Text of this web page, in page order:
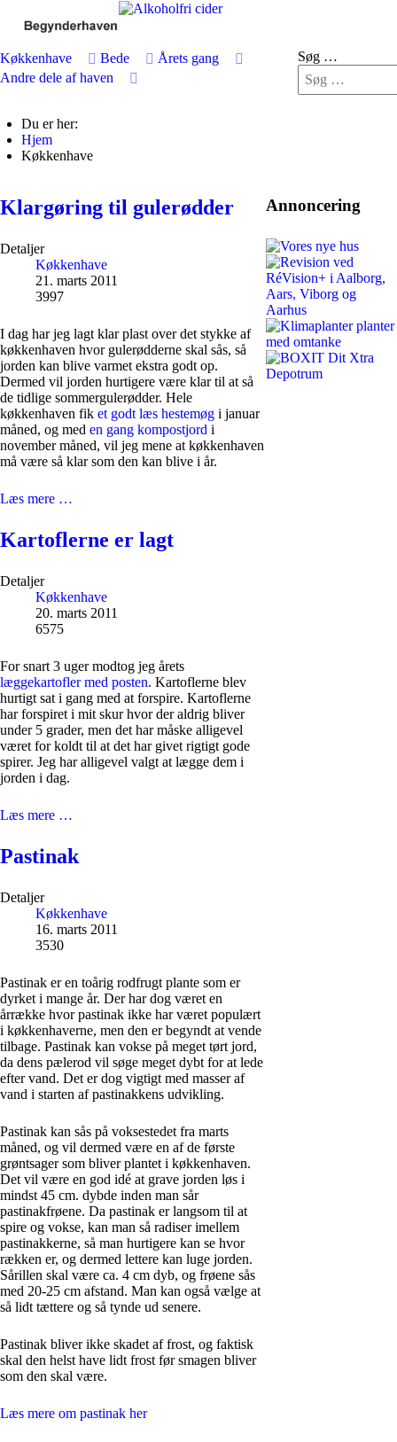
Køkkenhave Bede
Årets gang
Andre dele af haven
Søg …
Du er her:
Hjem
Køkkenhave
Klargøring til gulerødder
Detaljer
Køkkenhave
21. marts 2011
3997
I dag har jeg lagt klar plast over det stykke af
køkkenhaven hvor gulerødderne skal sås, så
jorden kan blive varmet ekstra godt op.
Dermed vil jorden hurtigere være klar til at så
de tidlige sommergulerødder. Hele
køkkenhaven fik et godt læs hestemøg i januar
måned, og med en gang kompostjord i
november måned, vil jeg mene at køkkenhaven
må være så klar som den kan blive i år.
Læs mere …
Kartoflerne er lagt
Detaljer
Køkkenhave
20. marts 2011
6575
For snart 3 uger modtog jeg årets
læggekartofler med posten. Kartoflerne blev
hurtigt sat i gang med at forspire. Kartoflerne
har forspiret i mit skur hvor der aldrig bliver
under 5 grader, men det har måske alligevel
været for koldt til at det har givet rigtigt gode
spirer. Jeg har alligevel valgt at lægge dem i
jorden i dag.
Læs mere …
Pastinak
Detaljer
Køkkenhave
16. marts 2011
3530
Pastinak er en toårig rodfrugt plante som er
dyrket i mange år. Der har dog været en
årrække hvor pastinak ikke har været populært
i køkkenhaverne, men den er begyndt at vende
tilbage. Pastinak kan vokse på meget tørt jord,
da dens pælerod vil søge meget dybt for at lede
efter vand. Det er dog vigtigt med masser af
vand i starten af pastinakkens udvikling.
Pastinak kan sås på voksestedet fra marts
måned, og vil dermed være en af de første
grøntsager som bliver plantet i køkkenhaven.
Det vil være en god idé at grave jorden løs i
mindst 45 cm. dybde inden man sår
pastinakfrøene. Da pastinak er langsom til at
spire og vokse, kan man så radiser imellem
pastinakkerne, så man hurtigere kan se hvor
rækken er, og dermed lettere kan luge jorden.
Sårillen skal være ca. 4 cm dyb, og frøene sås
med 20-25 cm afstand. Man kan også vælge at
så lidt tættere og så tynde ud senere.
Pastinak bliver ikke skadet af frost, og faktisk
skal den helst have lidt frost før smagen bliver
som den skal være.
Læs mere om pastinak her
Annoncering